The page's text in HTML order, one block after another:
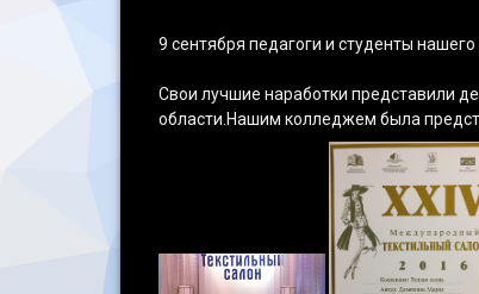
9 сентября педагоги и студенты
Свои лучшие наработки представили
области.Нашим колледжем была